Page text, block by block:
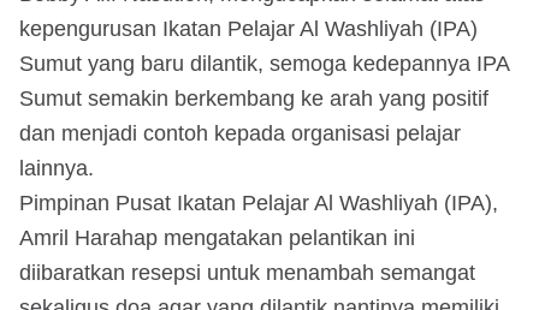
kepengurusan Ikatan Pelajar Al Washliyah (IPA)
Sumut yang baru dilantik, semoga kedepannya IPA
Sumut semakin berkembang ke arah yang positif
dan menjadi contoh kepada organisasi pelajar
lainnya.
Pimpinan Pusat Ikatan Pelajar Al Washliyah (IPA),
Amril Harahap mengatakan pelantikan ini
diibaratkan resepsi untuk menambah semangat